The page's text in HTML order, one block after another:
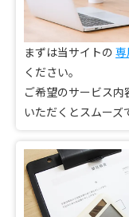
まずは当サイトの
ください。
ご希望のサービス
いただくとスムーズ